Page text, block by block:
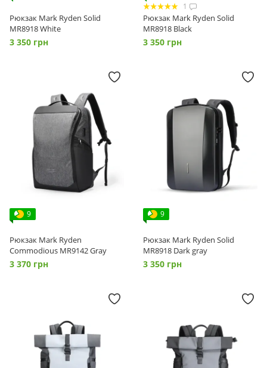
Рюкзак Mark Ryden Solid
MR8918 White
3 350 грн
1
Рюкзак Mark Ryden Solid
MR8918 Black
3 350 грн
9
Рюкзак Mark Ryden
Commodious MR9142 Gray
3 370 грн
9
Рюкзак Mark Ryden Solid
MR8918 Dark gray
3 350 грн